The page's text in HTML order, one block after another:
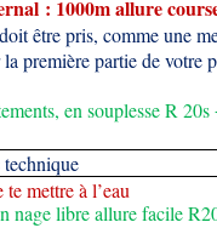
: 1000m allure
être pris, comme une
première partie de votre
en souplesse R
mettre à l’eau
nage libre allure facile